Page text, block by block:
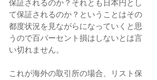
保証されるのか？それとも日本円とし
て保証されるのか？ということはその
都度状況を見ながらになっていくと思
うので百パーセント損はしないとは言
い切れません。
これが海外の取引所の場合、リスト保